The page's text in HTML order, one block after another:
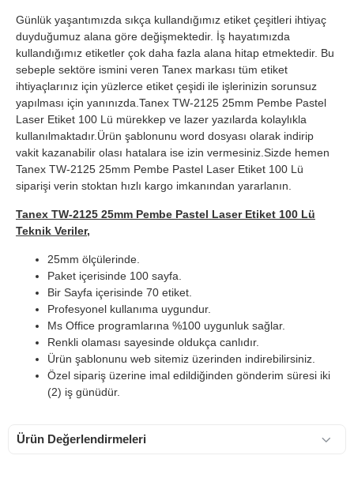
Günlük yaşantımızda sıkça kullandığımız etiket çeşitleri ihtiyaç
duyduğumuz alana göre değişmektedir. İş hayatımızda
kullandığımız etiketler çok daha fazla alana hitap etmektedir. Bu
sebeple sektöre ismini veren Tanex markası tüm etiket
ihtiyaçlarınız için yüzlerce etiket çeşidi ile işlerinizin sorunsuz
yapılması için yanınızda.Tanex TW-2125 25mm Pembe Pastel
Laser Etiket 100 Lü mürekkep ve lazer yazılarda kolaylıkla
kullanılmaktadır.Ürün şablonunu word dosyası olarak indirip
vakit kazanabilir olası hatalara ise izin vermesiniz.Sizde hemen
Tanex TW-2125 25mm Pembe Pastel Laser Etiket 100 Lü
siparişi verin stoktan hızlı kargo imkanından yararlanın.
Tanex TW-2125 25mm Pembe Pastel Laser Etiket 100 Lü
Teknik Veriler,
25mm ölçülerinde.
Paket içerisinde 100 sayfa.
Bir Sayfa içerisinde 70 etiket.
Profesyonel kullanıma uygundur.
Ms Office programlarına %100 uygunluk sağlar.
Renkli olaması sayesinde oldukça canlıdır.
Ürün şablonunu web sitemiz üzerinden indirebilirsiniz.
Özel sipariş üzerine imal edildiğinden gönderim süresi iki
(2) iş günüdür.
Ürün Değerlendirmeleri